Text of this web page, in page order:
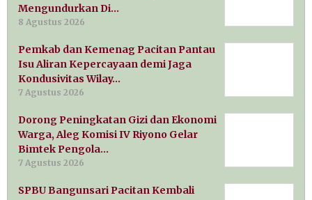
Mengundurkan Di…
8 Agustus 2026
Pemkab dan Kemenag Pacitan Pantau
Isu Aliran Kepercayaan demi Jaga
Kondusivitas Wilay…
7 Agustus 2026
Dorong Peningkatan Gizi dan Ekonomi
Warga, Aleg Komisi IV Riyono Gelar
Bimtek Pengola…
7 Agustus 2026
SPBU Bangunsari Pacitan Kembali